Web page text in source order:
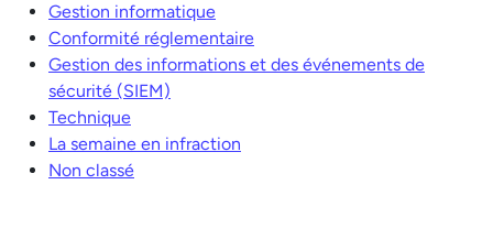
Gestion informatique
Conformité réglementaire
Gestion des informations et des événements de
sécurité (SIEM)
Technique
La semaine en infraction
Non classé